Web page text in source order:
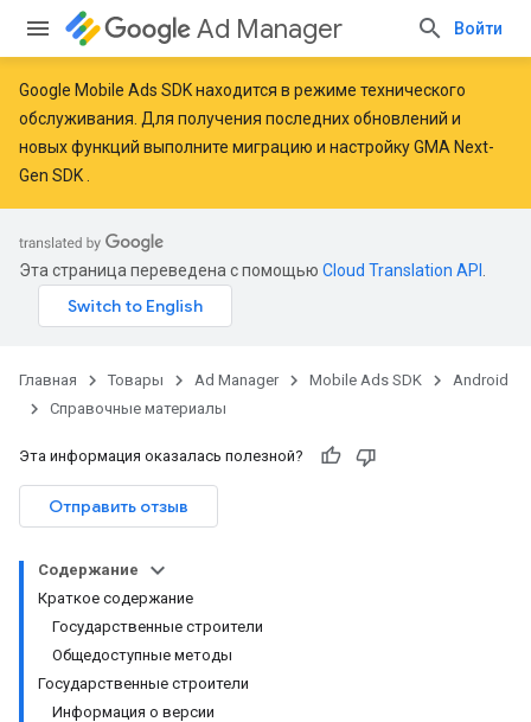
Ad Manager Войти
Google Mobile Ads SDK находится в режиме технического
обслуживания. Для получения последних обновлений и
новых функций выполните миграцию и настройку GMA Next-
Gen SDK
Эта страница переведена с помощью Cloud Translation API
Главная Товары Ad Manager Mobile Ads SDK
Android
Справочные материалы
Эта информация оказалась полезной?
Отправить отзыв
Содержание
Краткое содержание
Государственные строители
Общедоступные методы
Государственные строители
Информация о версии